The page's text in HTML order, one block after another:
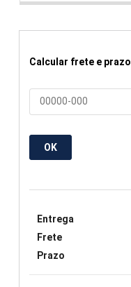
Calcular frete e prazo
OK
Entrega
Frete
Prazo